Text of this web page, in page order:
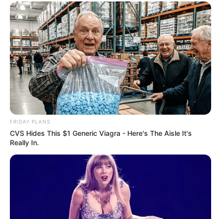
FRIDAY PLANS
CVS Hides This $1 Generic Viagra - Here's The Aisle It's
Really In.